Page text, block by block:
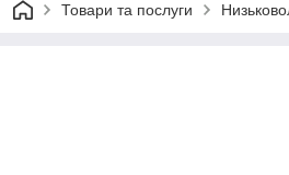
Товари та послуги